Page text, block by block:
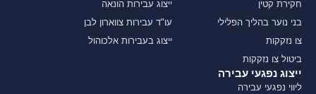
חקירת קטין
בני נוער בהליך הפלילי
צו נזקקות
ביטול צו נזקקות
ייצוג עבירות הונאה
עו"ד עבירות צווארון לבן
ייצוג בעבירות אלכוהול
ייצוג נפגעי עבירה
ליווי נפגעי עבירה